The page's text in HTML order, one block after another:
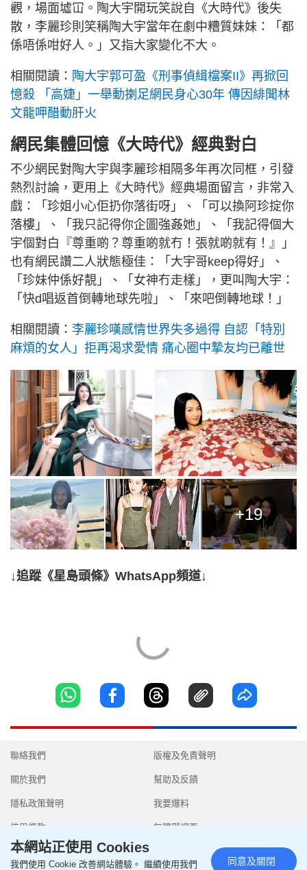
觀，場面墟冚。陶大宇開玩笑說自《大時代》後失
散，李麗珍則笑稱陶大宇當年在劇中糟質妹妹：「都
係唔係咁好人。」又指大家變化不大。
相關閱讀： 陶大宇郭可盈《刑事偵緝檔案II》再掀回
憶殺 「高婕」一舉動揦足網民身心30年 傳因緋聞林
文龍呷醋動肝火
網民集體回憶《大時代》經典對白
不少網民對陶大宇與李麗珍相隔多年再次同框，引發
熱烈討論，更用上《大時代》經典場面留言，非常入
戲：「珍姐小心佢扔你落街呀」、「可以換阿珍掟你
落樓」、「我只記得你企圖強姦她」、「我記得個大
宇個對白『尊重啲？尊重啲就冇！張就啲就有！』」
也有網民讚二人狀態極佳：「大宇哥keep得好」、
「珍妹仲係好靚」、「女神冇走樣」，更叫陶大宇：
「快d唱返首倒轉地球先啦」、「來吧倒轉地球！」
相關閱讀： 李麗珍嘆感情世界失多過得 自認「特別
麻煩的女人」拒再渴求愛情 痛心圈中摯友均已離世
+19
↓追蹤《星島頭條》WhatsApp頻道↓
聯絡我們
關於我們
隱私政策聲明
使用條款
版權及免責聲明
幫助及反饋
我要爆料
無障礙網頁
本網站正使用 Cookies
我們使用 Cookie 改善網站體驗。 繼續使用我們 同意及關閉